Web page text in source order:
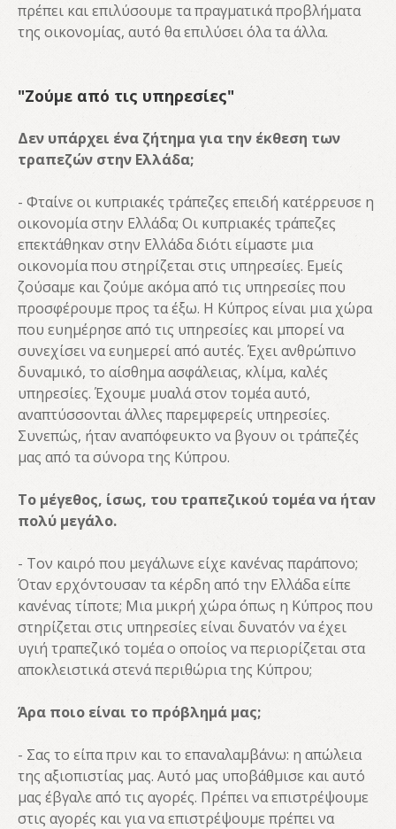
πρέπει και επιλύσουμε τα πραγματικά προβλήματα
της οικονομίας, αυτό θα επιλύσει όλα τα άλλα.
"Ζούμε από τις υπηρεσίες"
Δεν υπάρχει ένα ζήτημα για την έκθεση των
τραπεζών στην Ελλάδα;
- Φταίνε οι κυπριακές τράπεζες επειδή κατέρρευσε η
οικονομία στην Ελλάδα; Οι κυπριακές τράπεζες
επεκτάθηκαν στην Ελλάδα διότι είμαστε μια
οικονομία που στηρίζεται στις υπηρεσίες. Εμείς
ζούσαμε και ζούμε ακόμα από τις υπηρεσίες που
προσφέρουμε προς τα έξω. Η Κύπρος είναι μια χώρα
που ευημέρησε από τις υπηρεσίες και μπορεί να
συνεχίσει να ευημερεί από αυτές. Έχει ανθρώπινο
δυναμικό, το αίσθημα ασφάλειας, κλίμα, καλές
υπηρεσίες. Έχουμε μυαλά στον τομέα αυτό,
αναπτύσσονται άλλες παρεμφερείς υπηρεσίες.
Συνεπώς, ήταν αναπόφευκτο να βγουν οι τράπεζές
μας από τα σύνορα της Κύπρου.
Το μέγεθος, ίσως, του τραπεζικού τομέα να ήταν
πολύ μεγάλο.
- Τον καιρό που μεγάλωνε είχε κανένας παράπονο;
Όταν ερχόντουσαν τα κέρδη από την Ελλάδα είπε
κανένας τίποτε; Μια μικρή χώρα όπως η Κύπρος που
στηρίζεται στις υπηρεσίες είναι δυνατόν να έχει
υγιή τραπεζικό τομέα ο οποίος να περιορίζεται στα
αποκλειστικά στενά περιθώρια της Κύπρου;
Άρα ποιο είναι το πρόβλημά μας;
- Σας το είπα πριν και το επαναλαμβάνω: η απώλεια
της αξιοπιστίας μας. Αυτό μας υποβάθμισε και αυτό
μας έβγαλε από τις αγορές. Πρέπει να επιστρέψουμε
στις αγορές και για να επιστρέψουμε πρέπει να